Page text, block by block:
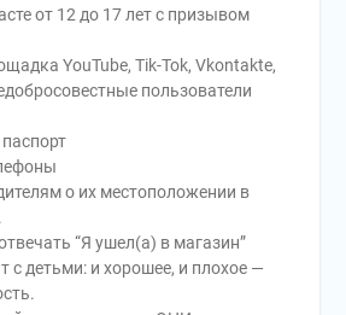
от 12 до 17 лет с призывом
YouTube, Tik-Tok, Vkontakte,
пользователи
о их местоположении в
“Я ушел(а) в магазин”
с детьми: и хорошее, и плохое —